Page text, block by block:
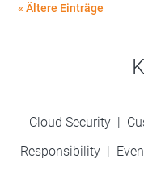
« Ältere Einträge
Cloud Security |
Responsibility|